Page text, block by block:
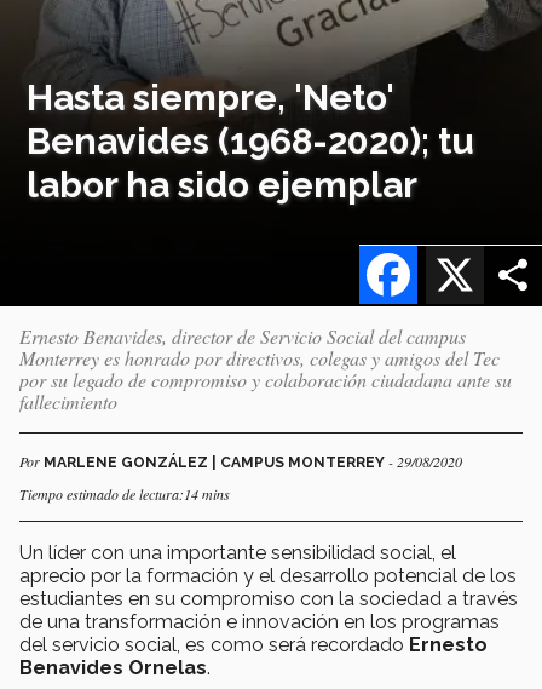
Hasta siempre, 'Neto'
Benavides (1968-2020); tu
labor ha sido ejemplar
X
Facebook
Ernesto Benavides, director de Servicio Social del campus
Monterrey es honrado por directivos, colegas y amigos del Tec
por su legado de compromiso y colaboración ciudadana ante su
fallecimiento
Por MARLENE GONZÁLEZ | CAMPUS MONTERREY - 29/08/2020
Tiempo estimado de lectura:14 mins
Un líder con una importante sensibilidad social, el
aprecio por la formación y el desarrollo potencial de los
estudiantes en su compromiso con la sociedad a través
de una transformación e innovación en los programas
del servicio social, es como será recordado Ernesto
Benavides Ornelas.